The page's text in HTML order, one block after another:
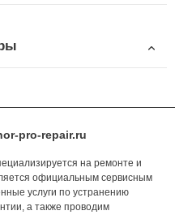
pro-repair.ru
на ремонте и
официальным сервисным
услуги по устранению
а также проводим